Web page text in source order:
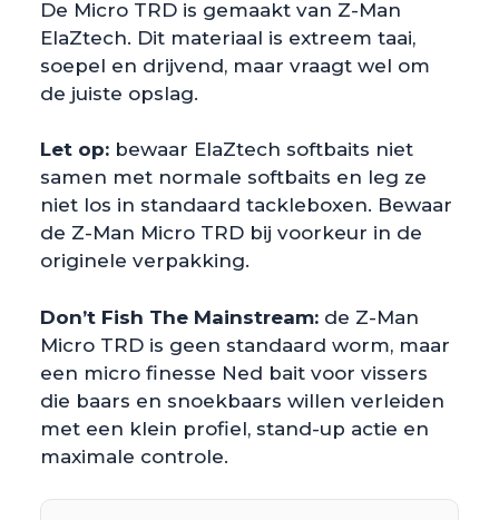
De Micro TRD is gemaakt van Z-Man
ElaZtech. Dit materiaal is extreem taai,
soepel en drijvend, maar vraagt wel om
de juiste opslag.
Let op: bewaar ElaZtech softbaits niet
samen met normale softbaits en leg ze
niet los in standaard tackleboxen. Bewaar
de Z-Man Micro TRD bij voorkeur in de
originele verpakking.
Don’t Fish The Mainstream: de Z-Man
Micro TRD is geen standaard worm, maar
een micro finesse Ned bait voor vissers
die baars en snoekbaars willen verleiden
met een klein profiel, stand-up actie en
maximale controle.